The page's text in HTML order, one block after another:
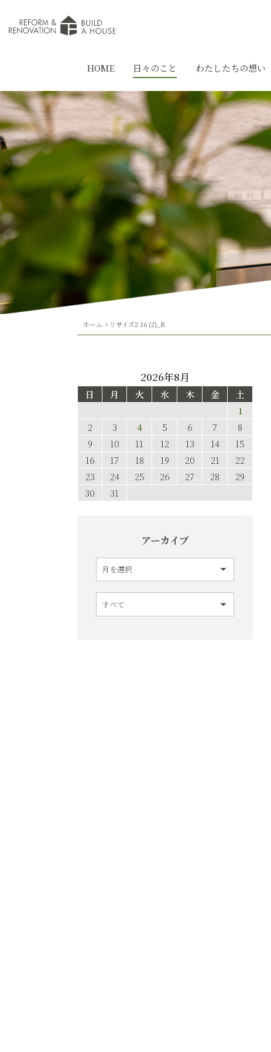
HOME 日々のこと わたしたちの想い
ホーム > リサイズ2.16 (2)_R
2026年8月
日 月 火 水 木 金
土
1
2
3 4 5 6 7
8
9
10 11 12 13 14
15
16
17 18 19 20 21
22
23
24 25 26 27 28
29
30
31
アーカイブ